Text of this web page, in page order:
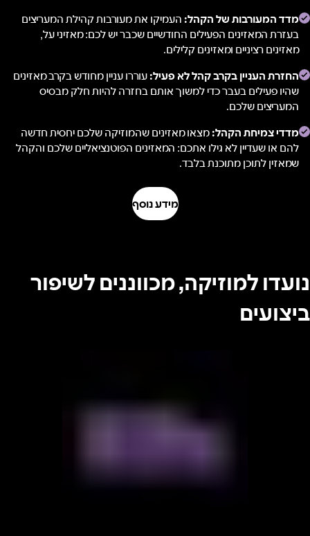
מדד המעורבות של הקהל:העמיקו את מעורבות קהילת המעריצים
בעזרת המאזינים הפעילים החודשיים שכבר יש לכם: מאזיני על,
מאזינים רציניים ומאזינים קלילים.
החזרת העניין בקרב קהל לא פעיל:עוררו עניין מחודש בקרב מאזינים
שהיו פעילים בעבר כדי למשוך אותם בחזרה להיות חלק מבסיס
המעריצים שלכם.
מדדי צמיחת הקהל:מצאו מאזינים שהמוזיקה שלכם יחסית חדשה
להם או שעדיין לא גילו אתכם: המאזינים הפוטנציאליים שלכם והקהל
שמאזין לתוכן מתוכנת בלבד.
מידע נוסף
נועדו למוזיקה, מכווננים לשיפור
ביצועים